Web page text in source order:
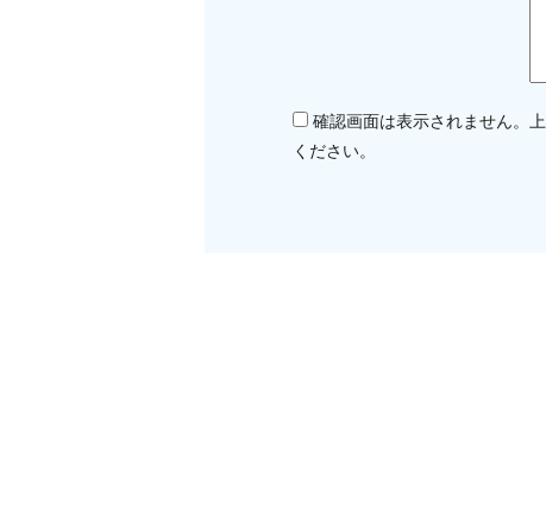
確認画面は表示されません。
ください。